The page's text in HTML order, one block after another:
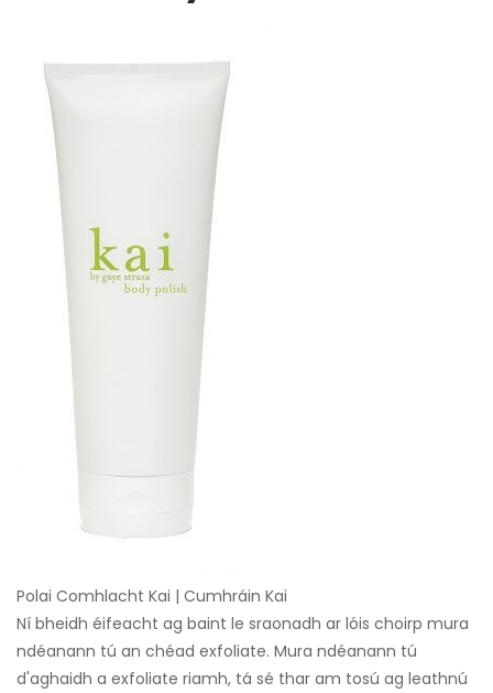
Polai Comhlacht Kai | Cumhráin Kai
Ní bheidh éifeacht ag baint le sraonadh ar lóis choirp mura
ndéanann tú an chéad exfoliate. Mura ndéanann tú
d'aghaidh a exfoliate riamh, tá sé thar am tosú ag leathnú